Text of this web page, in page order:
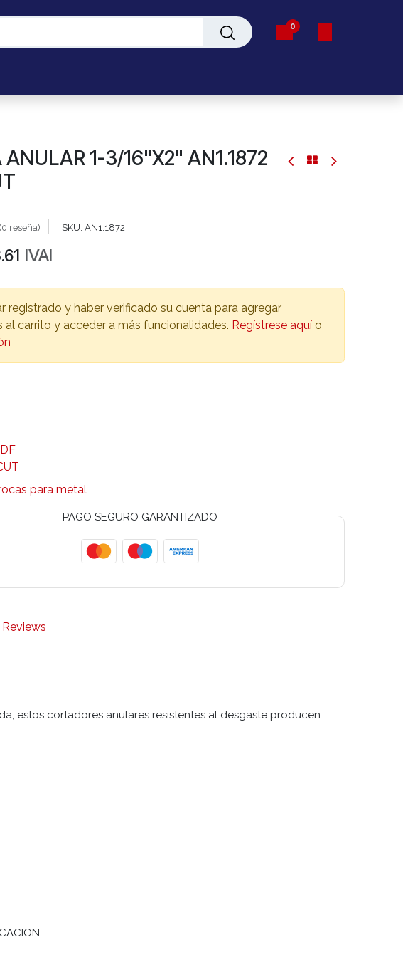
0
ANULAR 1-3/16"X2" AN1.1872
(0 reseña) SKU: AN1.1872
IVAI
registrado y haber verificado su cuenta para agregar
al carrito y acceder a más funcionalidades. Regístrese aquí o
para metal
PAGO SEGURO GARANTIZADO
estos cortadores anulares resistentes al desgaste producen